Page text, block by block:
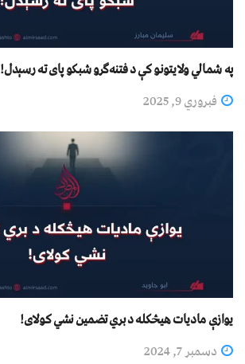
په شمالي ولایتونو کې د فتنه‌ګرو شبکو پای ته رسېدل!
فبروري 9, 2025
یوازې مادیات هیڅکله د بري تضمین نشي کولای!
دسمبر 7, 2024